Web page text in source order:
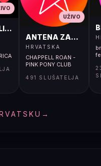
UŽIVO
ANTENA ZAGREB
HRVATSKA
CHAPPELL ROAN -
PINK PONY CLUB
491 SLUŠATELJA
→